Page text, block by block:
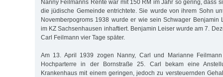
Nanny Feilmanns Rente war mit 150 RM im Jahr so gering, dass
die jüdische Gemeinde entrichtete. Sie wurde von ihrem Sohn
Novemberpogroms 1938 wurde er wie sein Schwager Benjamin
im KZ Sachsenhausen inhaftiert. Benjamin Leiser wurde am 7.
Carl Feilmann vier Tage später.
Am 13. April 1939 zogen Nanny, Carl und Marianne
Hochparterre in der Bornstraße 25. Carl bekam eine
Krankenhaus mit einem geringen, jedoch zu versteuernden